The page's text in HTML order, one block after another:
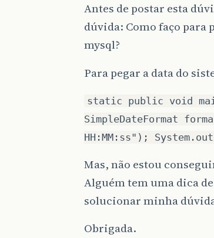
Antes de postar esta
dúvida: Como faço para
mysql?
Para pegar a data do
static public void
SimpleDateFormat
HH:MM:ss");
Mas, não estou
Alguém tem uma dica
solucionar minha
Obrigada.